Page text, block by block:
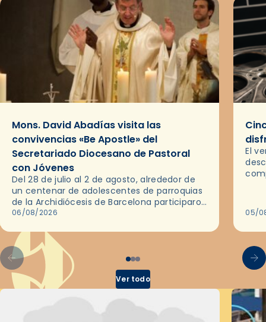
Mons. David Abadías visita las
convivencias «Be Apostle» del
Secretariado Diocesano de Pastoral
con Jóvenes
Del 28 de julio al 2 de agosto, alrededor de
un centenar de adolescentes de parroquias
de la Archidiócesis de Barcelona participaron
en las convivencias Be Apostle, organizadas
06/08/2026
El
05/
Ver todo